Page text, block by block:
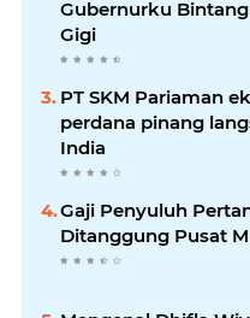
Gubernurku
Gigi
PT SKM Pariaman
perdana pinang
India
Gaji Penyuluh
Ditanggung Pusat